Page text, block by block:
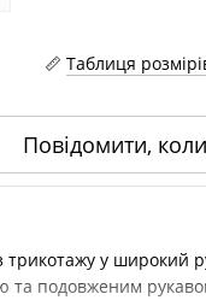
Таблиця
Повідомити,
трикотажу у широкий
та подовженим